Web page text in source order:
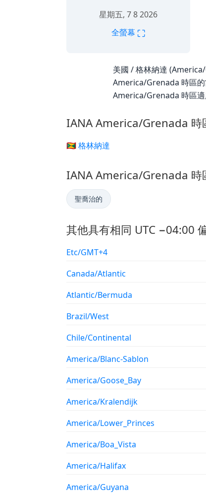
星期五, 7 8 2026
全螢幕 ⛶
美國 / 格林納達
America/Grenada 時區的
America/Grenada 時區
IANA America/Grenada 時
🇬🇩 格林納達
IANA America/Grenada 時
聖喬治的
其他具有相同 UTC −04:00
Etc/GMT+4
Canada/Atlantic
Atlantic/Bermuda
Brazil/West
Chile/Continental
America/Blanc-Sablon
America/Goose_Bay
America/Kralendijk
America/Lower_Princes
America/Boa_Vista
America/Halifax
America/Guyana